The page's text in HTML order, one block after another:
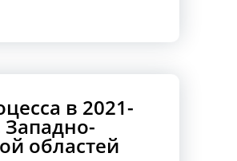
в 2021-
Западно-
областей